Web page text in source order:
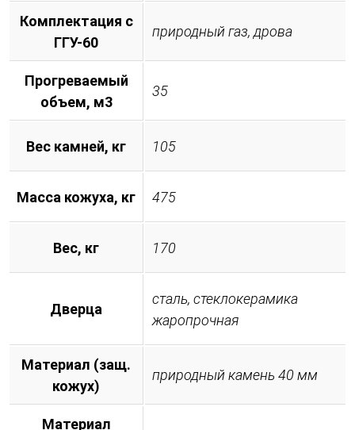
Комплектация с
ГГУ-60
природный газ, дрова
Прогреваемый
объем, м3
35
Вес камней, кг 105
Масса кожуха, кг 475
Вес, кг 170
Дверца
сталь, стеклокерамика
жаропрочная
Материал (защ.
кожух)
природный камень 40 мм
Материал